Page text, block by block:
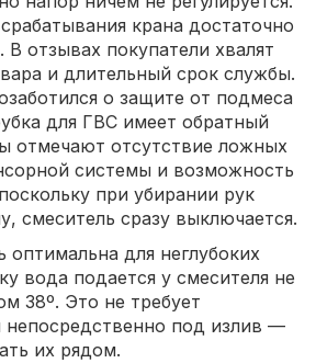
крана достаточно
В отзывах покупатели хвалят
и длительный срок службы.
о защите от подмеса
для ГВС имеет обратный
отмечают отсутствие ложных
системы и возможность
при убирании рук
смеситель сразу выключается.
оптимальна для неглубоких
вода подается у смесителя не
38º. Это не требует
непосредственно под излив —
их рядом.